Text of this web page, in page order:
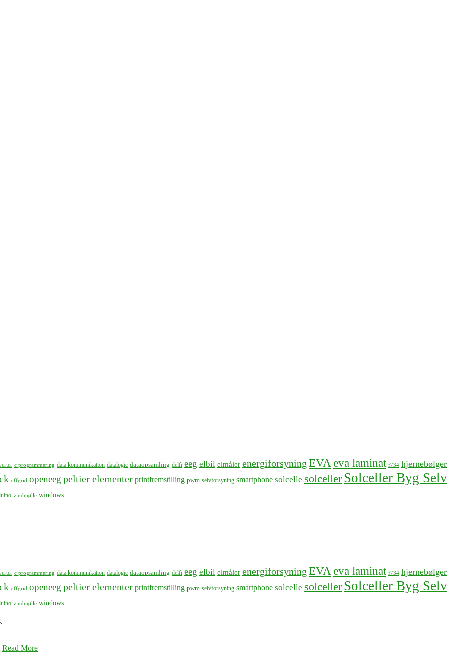
c programmering data kommunikation datalogic dataopsamling delfi eeg elbil elmåler energiforsyning EVA eva laminat f734 hjernebølger
offgrid openeeg peltier elementer printfremstilling pwm selvforsyning smartphone solcelle solceller Solceller Byg Selv
vindmølle windows
c programmering data kommunikation datalogic dataopsamling delfi eeg elbil elmåler energiforsyning EVA eva laminat f734 hjernebølger
offgrid openeeg peltier elementer printfremstilling pwm selvforsyning smartphone solcelle solceller Solceller Byg Selv
vindmølle windows
Read More